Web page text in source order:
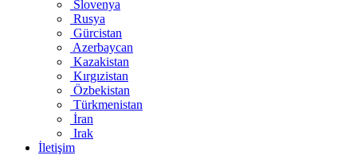
Slovenya
Rusya
Gürcistan
Azerbaycan
Kazakistan
Kırgızistan
Özbekistan
Türkmenistan
İran
Irak
İletişim